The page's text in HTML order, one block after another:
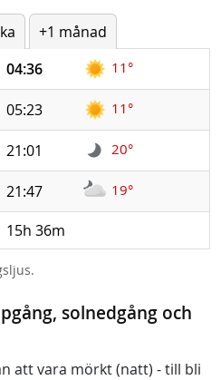
+1 månad
04:36 11°
05:23 11°
21:01 20°
21:47 19°
15h 36m
solnedgång och
att vara mörkt (natt) - till bli